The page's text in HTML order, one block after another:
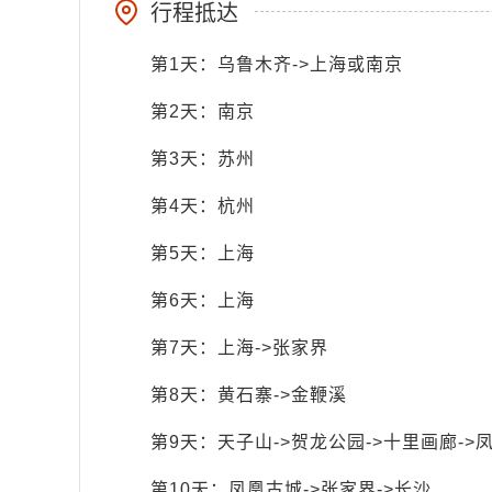
行程抵达
第1天：乌鲁木齐->上海或南京
第2天：南京
第3天：苏州
第4天：杭州
第5天：上海
第6天：上海
第7天：上海->张家界
第8天：黄石寨->金鞭溪
第9天：天子山->贺龙公园->十里画廊->